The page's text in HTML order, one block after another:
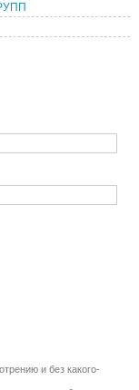
и без какого-